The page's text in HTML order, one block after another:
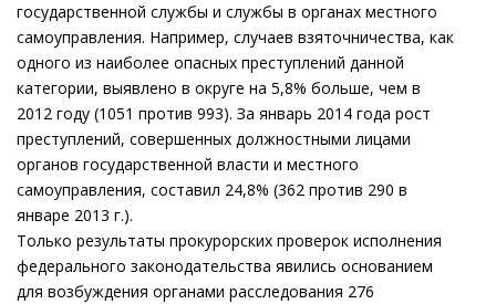
государственной службы и службы в органах местного
самоуправления. Например, случаев взяточничества, как
одного из наиболее опасных преступлений данной
категории, выявлено в округе на 5,8% больше, чем в
2012 году (1051 против 993). За январь 2014 года рост
преступлений, совершенных должностными лицами
органов государственной власти и местного
самоуправления, составил 24,8% (362 против 290 в
январе 2013 г.).
Только результаты прокурорских проверок исполнения
федерального законодательства явились основанием
для возбуждения органами расследования 276